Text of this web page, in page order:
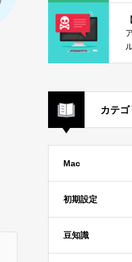
カテゴ
Mac
初期設定
豆知識